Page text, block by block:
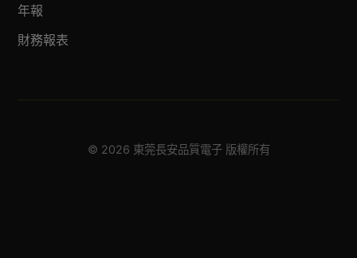
年報
財務報表
© 2026 東莞長安品質電子 版權所有